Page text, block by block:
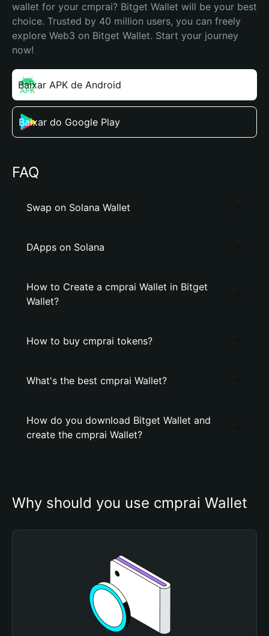
wallet for your cmprai? Bitget Wallet will be your best
choice. Trusted by 40 million users, you can freely
explore Web3 on Bitget Wallet. Start your journey
now!
Baixar APK de Android
Baixar do Google Play
FAQ
Swap on Solana Wallet
DApps on Solana
How to Create a cmprai Wallet in Bitget
Wallet?
How to buy cmprai tokens?
What's the best cmprai Wallet?
How do you download Bitget Wallet and
create the cmprai Wallet?
Why should you use cmprai Wallet